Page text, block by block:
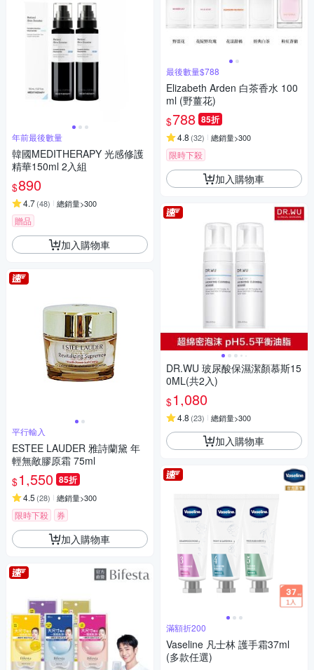
年前最後數量
韓國MEDITHERAPY 光感修護
精華150ml 2入組
$890
4.7(48) 總銷量>300
贈品
加入購物車
平行輸入
ESTEE LAUDER 雅詩蘭黛 年
輕無敵膠原霜 75ml
$1,550 85折
4.5 (28) 總銷量>300
限時下殺 券
加入購物車
最後數量$788
Elizabeth Arden 白茶香水 100
ml (野薑花)
$788 85折
4.8 (32) 總銷量>300
限時下殺
加入購物車
DR.WU 玻尿酸保濕潔顏慕斯15
0ML(共2入)
$1,080
4.8 (23) 總銷量>300
加入購物車
滿額折200
Vaseline 凡士林 護手霜37ml
(多款任選)